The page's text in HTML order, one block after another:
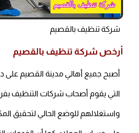
شركة تنظيف بالقصيم
أرخص شركة تنظيف بالقصيم
أصبح جميع أهالي مدينة القصيم على
التي يقوم أصحاب شركات التنظيف
واستغلالهم للوضع الحالي لتحقيق